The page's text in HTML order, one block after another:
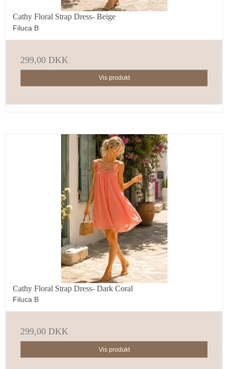
Cathy Floral Strap Dress- Beige
Filuca B
299,00 DKK
Vis produkt
Cathy Floral Strap Dress- Dark Coral
Filuca B
299,00 DKK
Vis produkt